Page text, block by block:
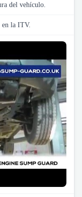
del vehículo.
en la ITV.